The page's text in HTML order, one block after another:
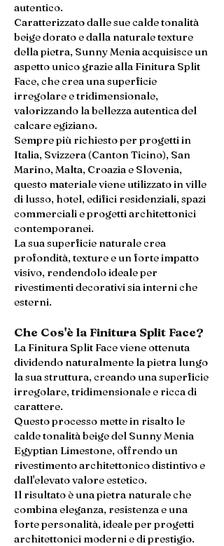
autentico.
Caratterizzato dalle sue calde tonalità
beige dorato e dalla naturale texture
della pietra, Sunny Menia acquisisce un
aspetto unico grazie alla Finitura Split
Face, che crea una superficie
irregolare e tridimensionale,
valorizzando la bellezza autentica del
calcare egiziano.
Sempre più richiesto per progetti in
Italia, Svizzera (Canton Ticino), San
Marino, Malta, Croazia e Slovenia,
questo materiale viene utilizzato in ville
di lusso, hotel, edifici residenziali, spazi
commerciali e progetti architettonici
contemporanei.
La sua superficie naturale crea
profondità, texture e un forte impatto
visivo, rendendolo ideale per
rivestimenti decorativi sia interni che
esterni.
Che Cos'è la Finitura Split Face?
La Finitura Split Face viene ottenuta
dividendo naturalmente la pietra lungo
la sua struttura, creando una superficie
irregolare, tridimensionale e ricca di
carattere.
Questo processo mette in risalto le
calde tonalità beige del Sunny Menia
Egyptian Limestone, offrendo un
rivestimento architettonico distintivo e
dall'elevato valore estetico.
Il risultato è una pietra naturale che
combina eleganza, resistenza e una
forte personalità, ideale per progetti
architettonici moderni e di prestigio.